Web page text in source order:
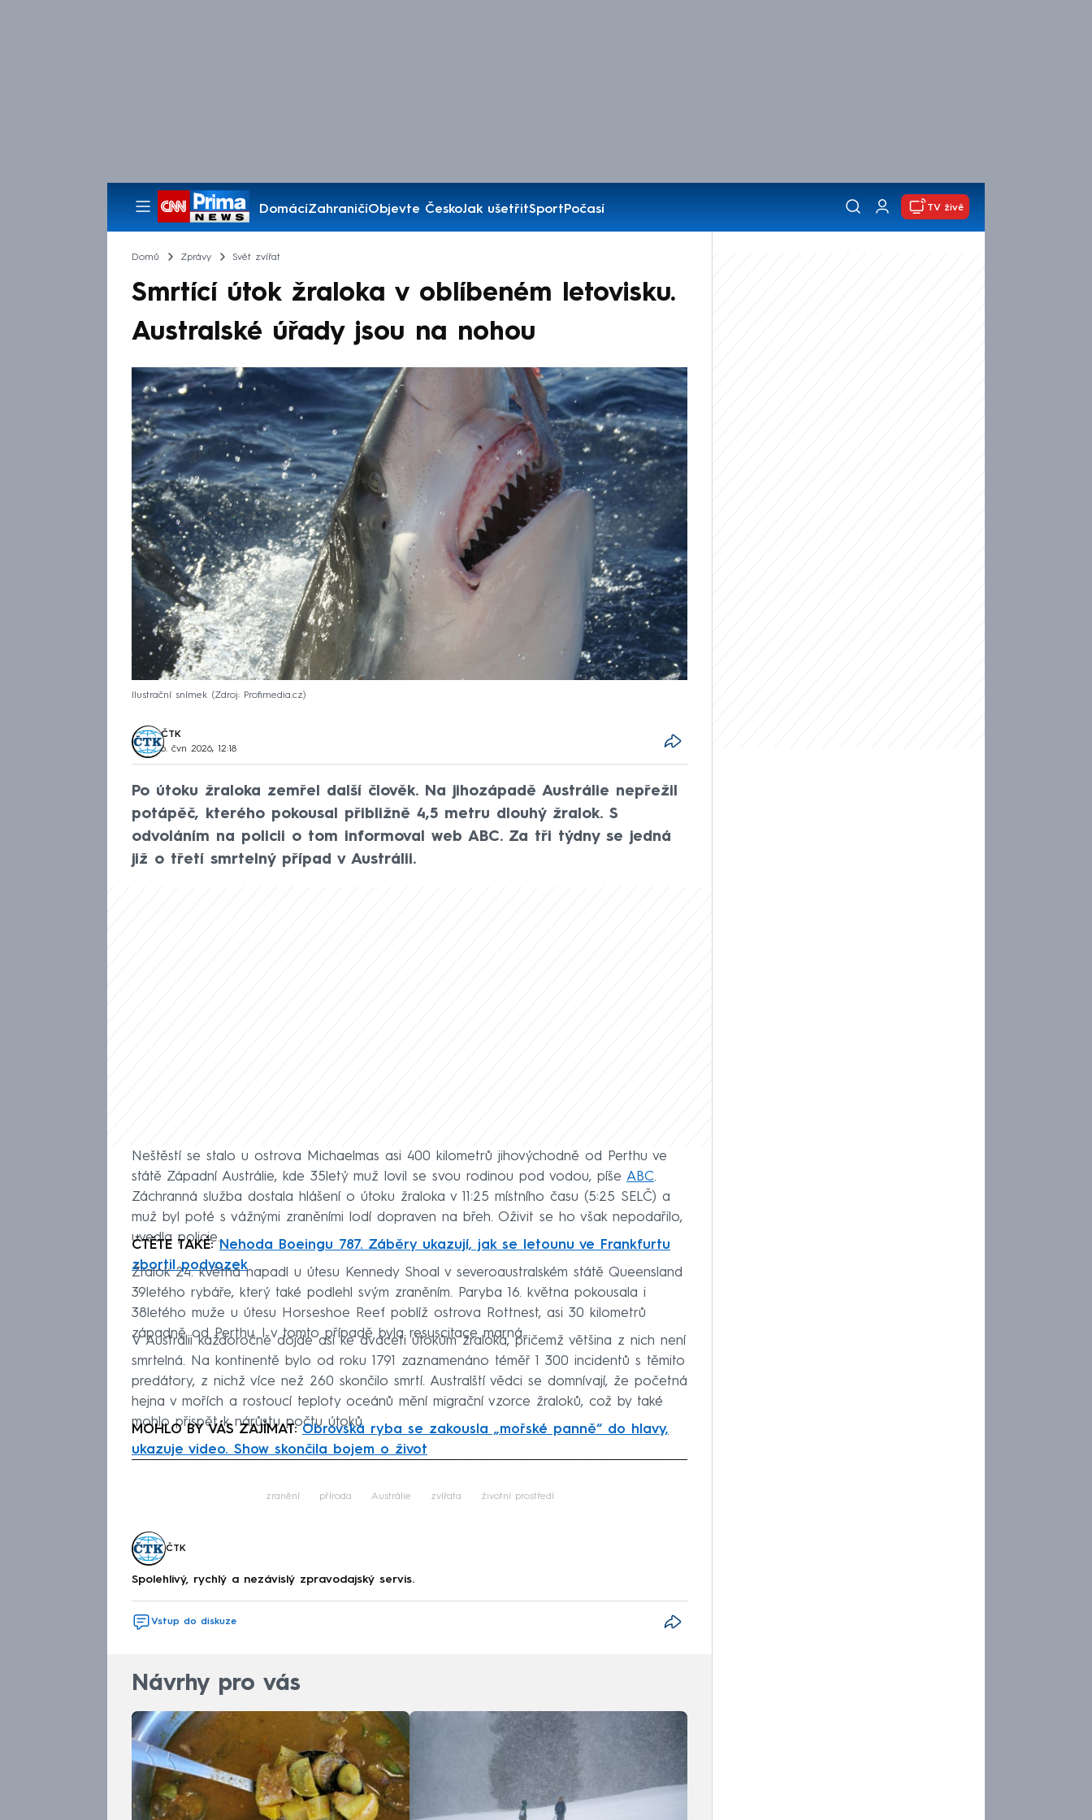
DomácíZahraničíObjevte ČeskoJak ušetřitSportPočasí
Pořady
TV živě
Domů Zprávy Svět zvířat
Smrtící útok žraloka v oblíbeném letovisku.
Australské úřady jsou na nohou
Ilustrační snímek Zdroj: Profimedia.cz
ČTK
6. čvn 2026, 12:18
Po útoku žraloka zemřel další člověk. Na jihozápadě Austrálie nepřežil
potápěč, kterého pokousal přibližně 4,5 metru dlouhý žralok. S
odvoláním na policii o tom informoval web ABC. Za tři týdny se jedná
již o třetí smrtelný případ v Austrálii.
Neštěstí se stalo u ostrova Michaelmas asi 400 kilometrů jihovýchodně od Perthu ve
státě Západní Austrálie, kde 35letý muž lovil se svou rodinou pod vodou, píše ABC.
Záchranná služba dostala hlášení o útoku žraloka v 11:25 místního času (5:25 SELČ) a
muž byl poté s vážnými zraněními lodí dopraven na břeh. Oživit se ho však nepodařilo,
uvedla policie.
ČTĚTE TAKÉ:Nehoda Boeingu 787. Záběry ukazují, jak se letounu ve Frankfurtu
zbortil podvozek
Žralok 24. května napadl u útesu Kennedy Shoal v severoaustralském státě Queensland
39letého rybáře, který také podlehl svým zraněním. Paryba 16. května pokousala i
38letého muže u útesu Horseshoe Reef poblíž ostrova Rottnest, asi 30 kilometrů
západně od Perthu. I v tomto případě byla resuscitace marná.
V Austrálii každoročně dojde asi ke dvaceti útokům žraloka, přičemž většina z nich není
smrtelná. Na kontinentě bylo od roku 1791 zaznamenáno téměř 1 300 incidentů s těmito
predátory, z nichž více než 260 skončilo smrtí. Australští vědci se domnívají, že početná
hejna v mořích a rostoucí teploty oceánů mění migrační vzorce žraloků, což by také
mohlo přispět k nárůstu počtu útoků.
MOHLO BY VÁS ZAJÍMAT:Obrovská ryba se zakousla „mořské panně“ do hlavy,
ukazuje video. Show skončila bojem o život
zranění příroda Austrálie zvířata životní prostředí
ČTK
Spolehlivý, rychlý a nezávislý zpravodajský servis.
Vstup do diskuze
Návrhy pro vás